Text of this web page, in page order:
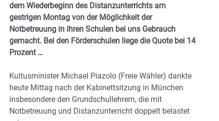
dem Wiederbeginn des Distanzunterrichts am
gestrigen Montag von der Möglichkeit der
Notbetreuung in ihren Schulen bei uns Gebrauch
gemacht. Bei den Förderschulen liege die Quote bei 14
Prozent …
Kultusminister Michael Piazolo (Freie Wähler) dankte
heute Mittag nach der Kabinettsitzung in München
insbesondere den Grundschullehrern, die mit
Notbetreuung und Distanzunterricht doppelt belastet